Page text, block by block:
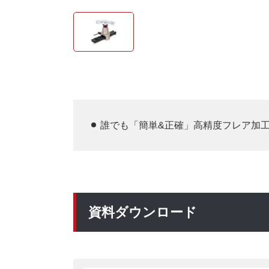
誰でも「簡単&正確」高精度フレア加
資料ダウンロード